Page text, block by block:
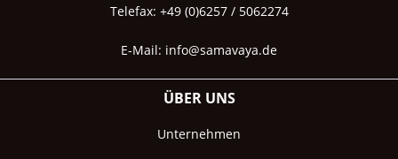
Telefax: +49 (0)6257 / 5062274
E-Mail: info@samavaya.de
ÜBER UNS
Unternehmen